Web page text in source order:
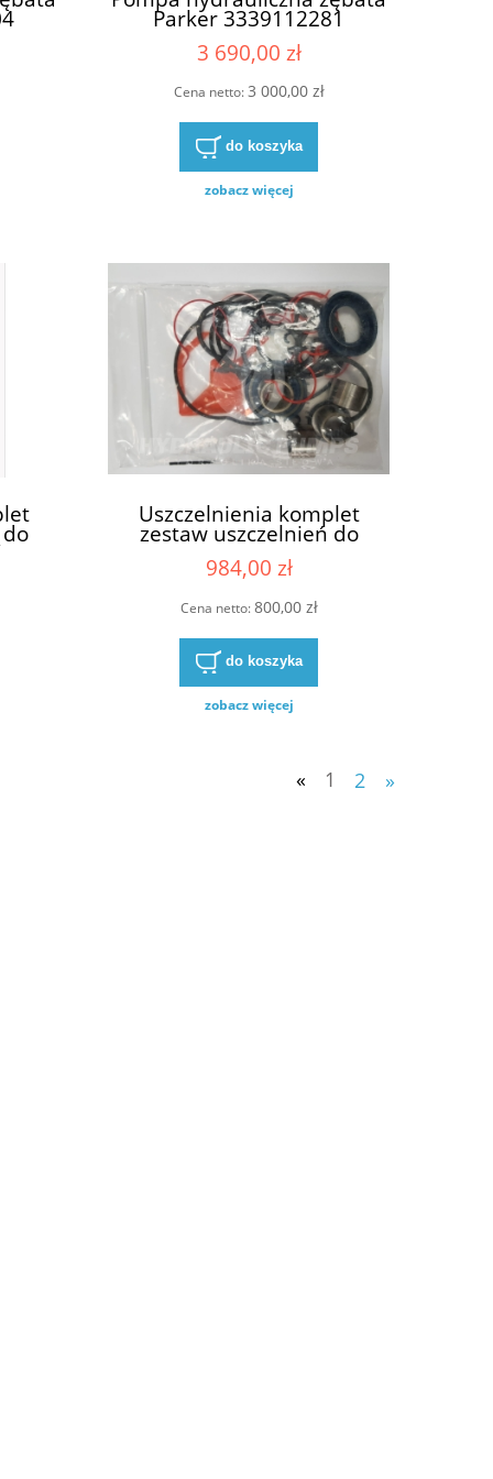
Parker 3339112281
PGP517A0380AD1H3NJ9J8B1B1
3 690,00 zł
Cena netto:3 000,00 zł
do koszyka
zobacz więcej
L
Uszczelnienia komplet
zestaw uszczelnień do
pompy Casappa 799139LC
6909807 05258Z (69224990
984,00 zł
Cena netto:800,00 zł
do koszyka
zobacz więcej
« 1 2 »